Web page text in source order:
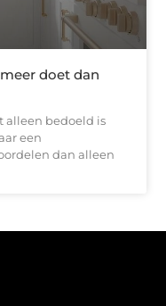
doet dan
alleen bedoeld is
een
dan alleen